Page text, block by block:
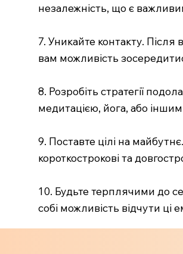
незалежність, що є
7. Уникайте контакту.
вам можливість
8. Розробіть стратегії
медитацією, йога, або
9. Поставте цілі на
короткострокові та
10. Будьте терплячими до
собі можливість відчути ці